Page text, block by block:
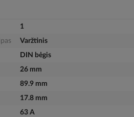
1
Varžtinis
DIN bėgis
26 mm
89.9 mm
17.8 mm
63 A